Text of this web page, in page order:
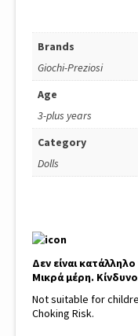
Brands
Giochi-Preziosi
Age
3-plus years
Category
Dolls
Δεν είναι
Μικρά μέρη.
Not suitable for
Choking Risk.